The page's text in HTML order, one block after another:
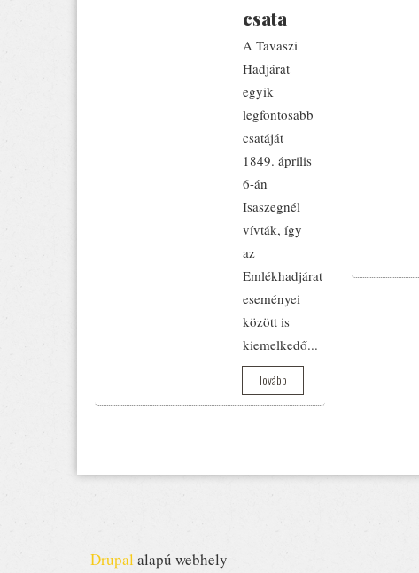
csata
A Tavaszi
Hadjárat
egyik
legfontosabb
csatáját
1849. április
6-án
Isaszegnél
vívták, így
az
Emlékhadjárat
eseményei
között is
kiemelkedő...
Tovább
Drupal alapú webhely